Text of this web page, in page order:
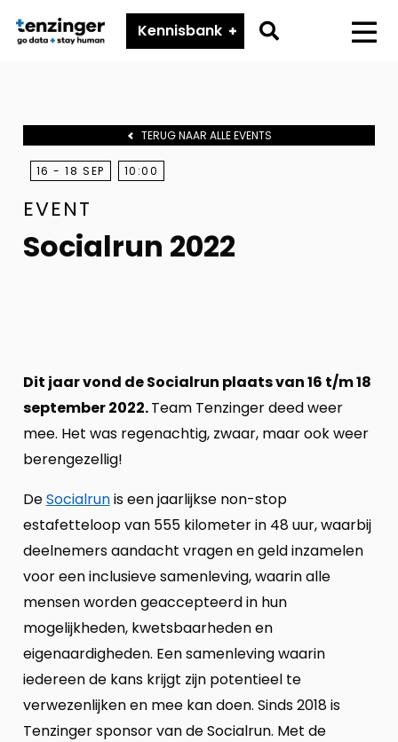
Tenzinger
Kennisbank
Go
TERUG NAAR ALLE EVENTS
16 - 18 SEP 10:00
EVENT
Socialrun 2022
Dit jaar vond de Socialrun plaats van 16 t/m 18
september 2022.Team Tenzinger deed weer
mee. Het was regenachtig, zwaar, maar ook weer
berengezellig!
DeSocialrunis een jaarlijkse non-stop
estafetteloop van 555 kilometer in 48 uur, waarbij
deelnemers aandacht vragen en geld inzamelen
voor een inclusieve samenleving, waarin alle
mensen worden geaccepteerd in hun
mogelijkheden, kwetsbaarheden en
eigenaardigheden. Een samenleving waarin
iedereen de kans krijgt zijn potentieel te
verwezenlijken en mee kan doen. Sinds 2018 is
Tenzinger sponsor van de Socialrun. Met de